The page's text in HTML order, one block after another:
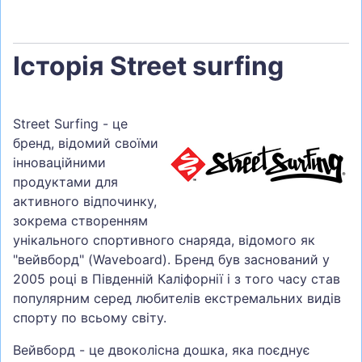
Історія Street surfing
Street Surfing - це
бренд, відомий своїми
інноваційними
продуктами для
активного відпочинку,
зокрема створенням
унікального спортивного снаряда, відомого як
"вейвборд" (Waveboard). Бренд був заснований у
2005 році в Південній Каліфорнії і з того часу став
популярним серед любителів екстремальних видів
спорту по всьому світу.
Вейвборд - це двоколісна дошка, яка поєднує